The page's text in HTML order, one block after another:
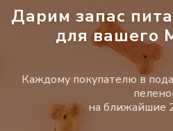
Дарим запас
для вашего
Каждому покупателю в
на ближайшие